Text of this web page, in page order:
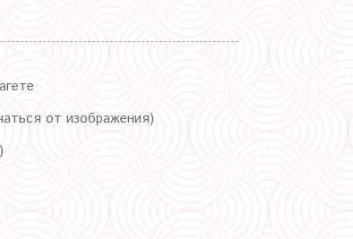
от изображения)